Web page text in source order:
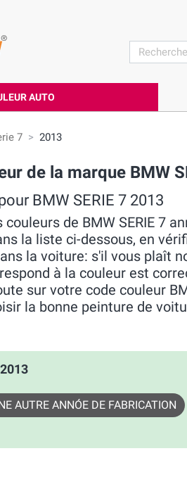
search
AUTO
7 2013
de la marque BMW
BMW SERIE 7 2013
de BMW SERIE 7
la liste ci-dessous, en
la voiture: s'il vous plaît
à la couleur est
sur votre code couleur
la bonne peinture de
AUTRE ANNÓE DE FABRICATION